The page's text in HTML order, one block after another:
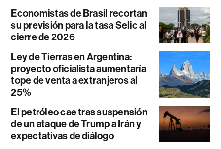
Economistas de Brasil recortan
su previsión para la tasa Selic al
cierre de 2026
Ley de Tierras en Argentina:
proyecto oficialista aumentaría
tope de venta a extranjeros al
25%
El petróleo cae tras suspensión
de un ataque de Trump a Irán y
expectativas de diálogo